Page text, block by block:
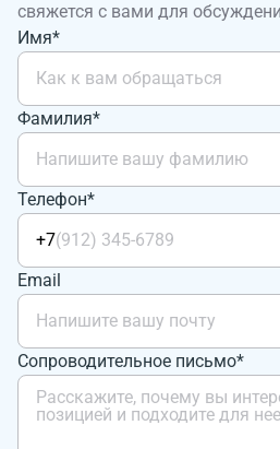
свяжется с вами для
Имя*
Фамилия*
Телефон*
+7
Email
Сопроводительное письмо*